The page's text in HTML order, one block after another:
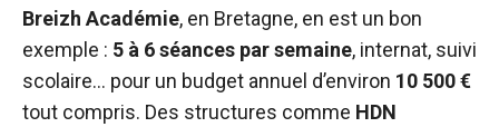
Breizh Académie, en Bretagne, en est un bon
exemple : 5 à 6 séances par semaine, internat, suivi
scolaire… pour un budget annuel d’environ 10 500 €
tout compris. Des structures comme HDN